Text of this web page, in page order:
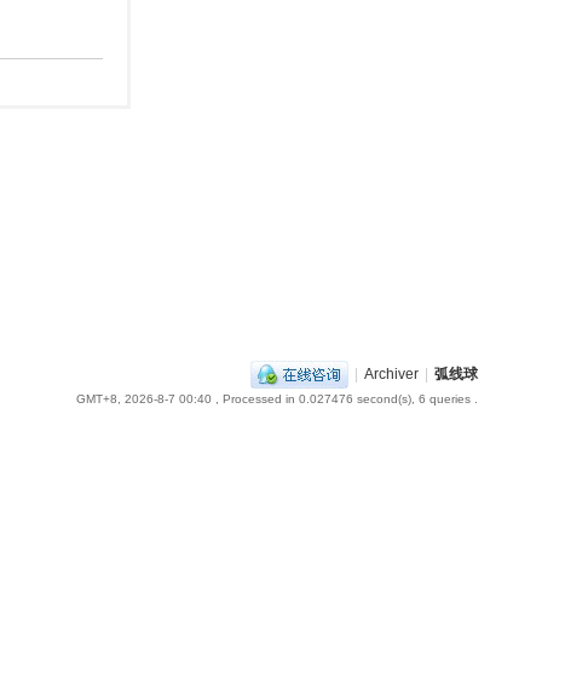
| Archiver | 弧线球
GMT+8, 2026-8-7 00:40 , Processed in 0.027476 second(s), 6 queries .